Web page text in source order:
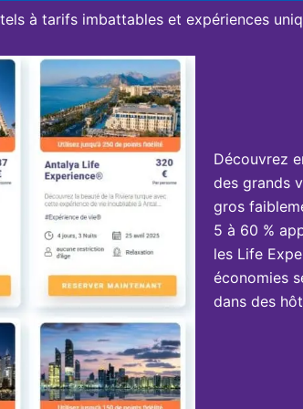
à tarifs imbattables et expériences
Découvrez
des grands
gros
5 à 60 %
les Life
économies
dans des